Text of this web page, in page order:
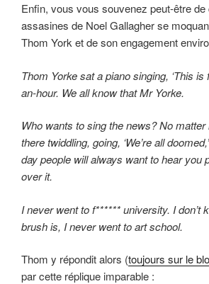
Enfin, vous vous souvenez peut-être
assasines de Noel Gallagher se
Thom York et de son engagement
Thom Yorke sat a piano singing, ‘This is
an-hour. We all know that Mr Yorke.
Who wants to sing the news? No
there twiddling, going, ‘We’re all
day people will always want to hear you
over it.
I never went to f****** university. I don’t
brush is, I never went to art school.
Thom y répondit alors (toujours sur le
par cette réplique imparable :